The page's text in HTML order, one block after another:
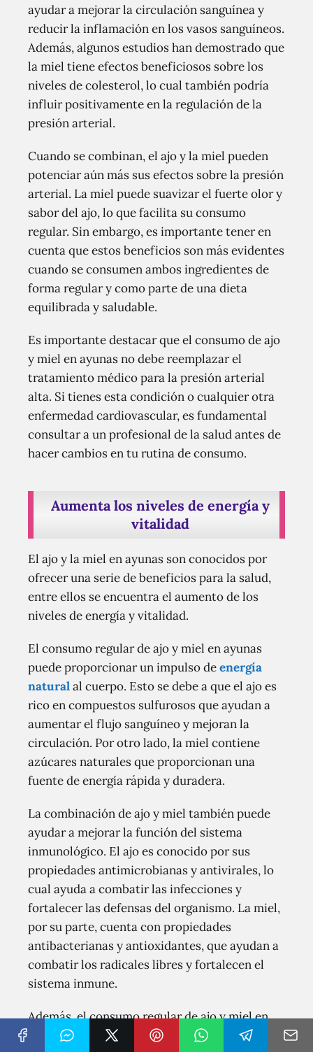
ayudar a mejorar la circulación sanguínea y
reducir la inflamación en los vasos sanguíneos.
Además, algunos estudios han demostrado que
la miel tiene efectos beneficiosos sobre los
niveles de colesterol, lo cual también podría
influir positivamente en la regulación de la
presión arterial.
Cuando se combinan, el ajo y la miel pueden
potenciar aún más sus efectos sobre la presión
arterial. La miel puede suavizar el fuerte olor y
sabor del ajo, lo que facilita su consumo
regular. Sin embargo, es importante tener en
cuenta que estos beneficios son más evidentes
cuando se consumen ambos ingredientes de
forma regular y como parte de una dieta
equilibrada y saludable.
Es importante destacar que el consumo de ajo
y miel en ayunas no debe reemplazar el
tratamiento médico para la presión arterial
alta. Si tienes esta condición o cualquier otra
enfermedad cardiovascular, es fundamental
consultar a un profesional de la salud antes de
hacer cambios en tu rutina de consumo.
Aumenta los niveles de energía y
vitalidad
El ajo y la miel en ayunas son conocidos por
ofrecer una serie de beneficios para la salud,
entre ellos se encuentra el aumento de los
niveles de energía y vitalidad.
El consumo regular de ajo y miel en ayunas
puede proporcionar un impulso deenergía
naturalal cuerpo. Esto se debe a que el ajo es
rico en compuestos sulfurosos que ayudan a
aumentar el flujo sanguíneo y mejoran la
circulación. Por otro lado, la miel contiene
azúcares naturales que proporcionan una
fuente de energía rápida y duradera.
La combinación de ajo y miel también puede
ayudar a mejorar la función del sistema
inmunológico. El ajo es conocido por sus
propiedades antimicrobianas y antivirales, lo
cual ayuda a combatir las infecciones y
fortalecer las defensas del organismo. La miel,
por su parte, cuenta con propiedades
antibacterianas y antioxidantes, que ayudan a
combatir los radicales libres y fortalecen el
sistema inmune.
Además, el consumo regular de ajo y miel en
ayunas puede contribuir a mejorar la salud